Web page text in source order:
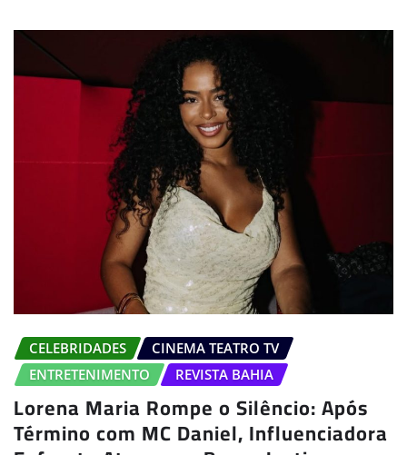
CELEBRIDADES
CINEMA TEATRO TV
ENTRETENIMENTO
REVISTA BAHIA
Lorena Maria Rompe o Silêncio: Após
Término com MC Daniel, Influenciadora